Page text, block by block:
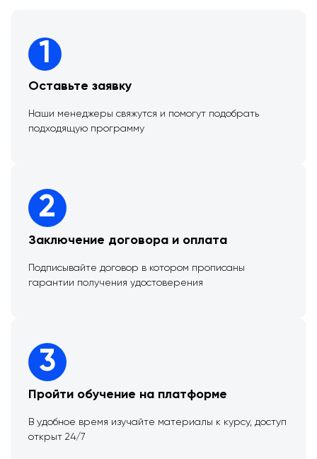
1
Оставьте заявку
Наши менеджеры свяжутся и помогут подобрать
подходящую программу
2
Заключение договора и оплата
Подписывайте договор в котором прописаны
гарантии получения удостоверения
3
Пройти обучение на платформе
В удобное время изучайте материалы к курсу, доступ
открыт 24/7